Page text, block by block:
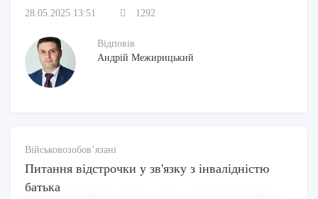
28.05.2025 13:51 1292
Відповів
Андрій Межирицький
Військовозобов’язані
Питання відстрочки у зв'язку з інвалідністю
батька